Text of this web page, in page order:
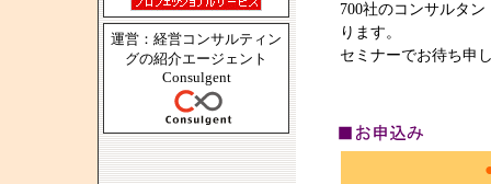
運営：経営コンサルティン
グの紹介エージェント
Consulgent
700社のコンサルタ
ります。
セミナーでお待ち申